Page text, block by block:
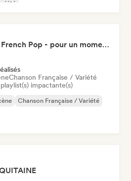
Emotional French Pop - pour un moment tranquille
Chanson Française / Variété
impactante(s)
Chanson Française / Variété